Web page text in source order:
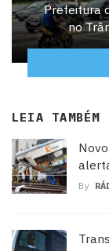
Prefeitura
no
LEIA TAMBÉM
By